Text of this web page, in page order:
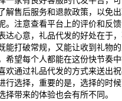
解售后服务和退款政策，以免
。注意查看平台上的评价和反
达心意，礼品代发的好处在于
能打破常规，又能让收到礼物
希望每个人都能在这份快节奏
欢通过礼品代发的方式来送出
行选择，重要的是，选择的时
带来的体验也会有所不同。